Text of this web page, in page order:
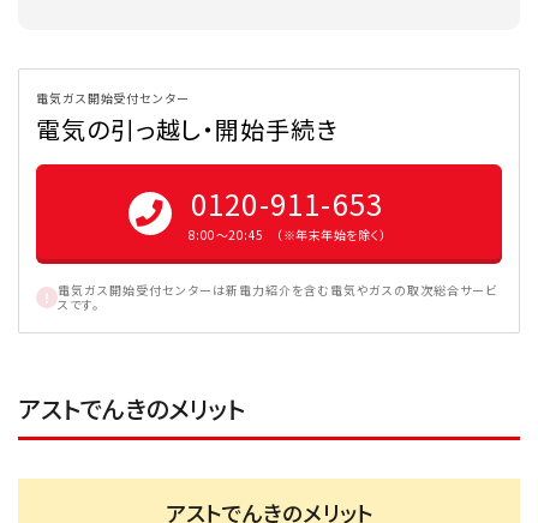
電気ガス開始受付センター
電気の引っ越し・開始手続き
0120-911-653
8:00〜20:45 （※年末年始を除く）
電気ガス開始受付センターは新電力紹介を含む電気やガスの取次総合サービ
スです。
アストでんきのメリット
アストでんきのメリット